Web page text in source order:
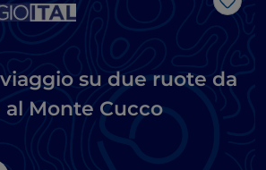
Like
su due ruote da
Monte Cucco